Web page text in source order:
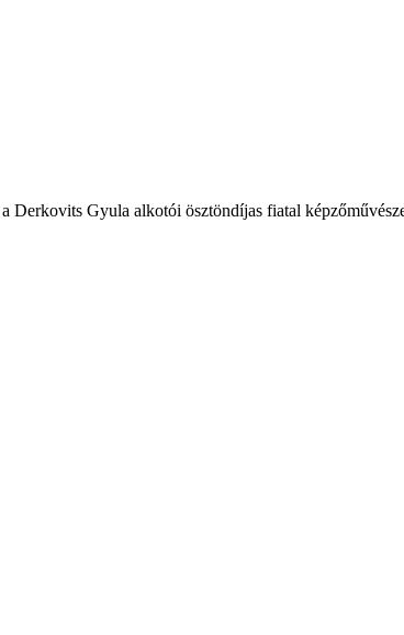
Derkovits Gyula alkotói ösztöndíjas fiatal